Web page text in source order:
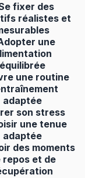
fixer des
réalistes et
une
équilibrée
une routine
adaptée
son stress
une tenue
adaptée
des moments
repos et de